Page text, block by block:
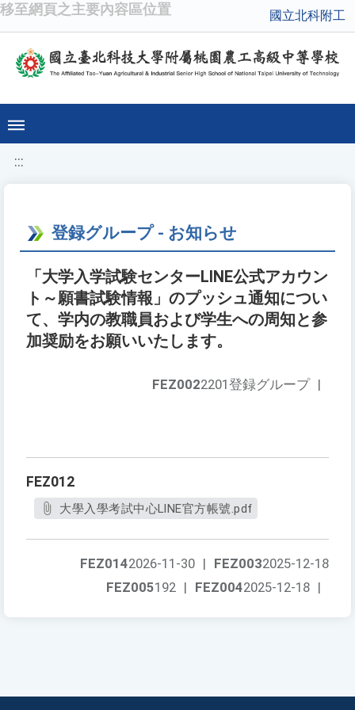
移至網頁之主要內容區位置 國立北科附工
:::
登録グループ - お知らせ
「大学入学試験センターLINE公式アカウン
ト～願書試験情報」のプッシュ通知につい
て、学内の教職員および学生への周知と参
加奨励をお願いいたします。
FEZ0022201登録グループ |
FEZ012
大學入學考試中心LINE官方帳號.pdf
FEZ0032025-12-18
FEZ0142026-11-30 |
FEZ0042025-12-18 |
FEZ005192 |